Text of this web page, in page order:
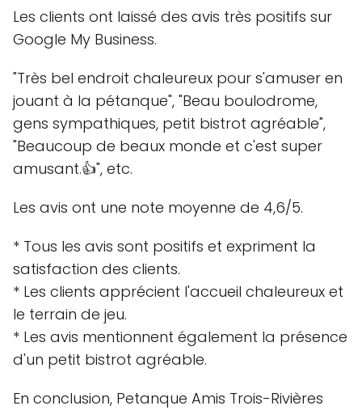
Les clients ont laissé des avis très positifs sur
Google My Business.
"Très bel endroit chaleureux pour s'amuser en
jouant à la pétanque", "Beau boulodrome,
gens sympathiques, petit bistrot agréable",
"Beaucoup de beaux monde et c'est super
amusant.👍", etc.
Les avis ont une note moyenne de 4,6/5.
* Tous les avis sont positifs et expriment la
satisfaction des clients.
* Les clients apprécient l'accueil chaleureux et
le terrain de jeu.
* Les avis mentionnent également la présence
d'un petit bistrot agréable.
En conclusion, Petanque Amis Trois-Rivières